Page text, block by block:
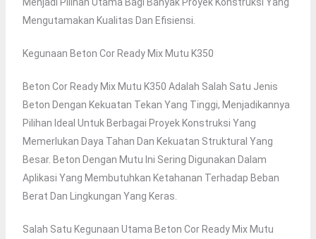
Menjadi Pilihan Utama Bagi Banyak Proyek Konstruksi Yang
Mengutamakan Kualitas Dan Efisiensi.
Kegunaan Beton Cor Ready Mix Mutu K350
Beton Cor Ready Mix Mutu K350 Adalah Salah Satu Jenis
Beton Dengan Kekuatan Tekan Yang Tinggi, Menjadikannya
Pilihan Ideal Untuk Berbagai Proyek Konstruksi Yang
Memerlukan Daya Tahan Dan Kekuatan Struktural Yang
Besar. Beton Dengan Mutu Ini Sering Digunakan Dalam
Aplikasi Yang Membutuhkan Ketahanan Terhadap Beban
Berat Dan Lingkungan Yang Keras.
Salah Satu Kegunaan Utama Beton Cor Ready Mix Mutu